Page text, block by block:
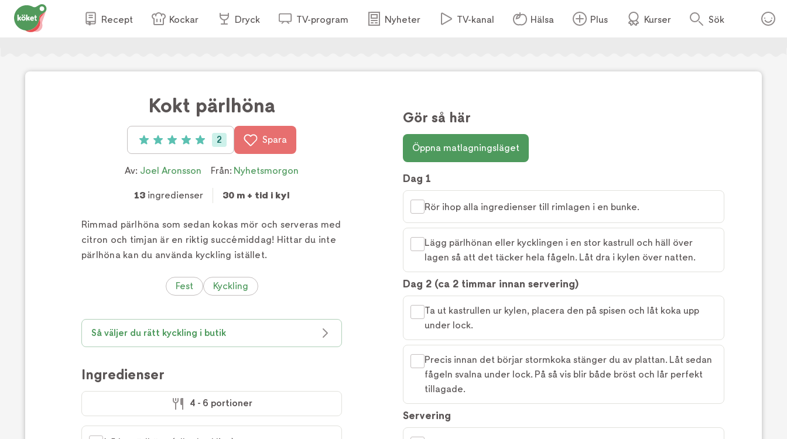
Recept Kockar Dryck TV-program Nyheter TV-kanal Hälsa Plus Kurser Sök
Kokt pärlhöna
Betyg: 5 av 5 (2 röster)
2 Spara
Av: Joel Aronsson Från: Nyhetsmorgon
13ingredienser 30 m + tid i kyl
Rimmad pärlhöna som sedan kokas mör och serveras med
citron och timjan är en riktig succémiddag! Hittar du inte
pärlhöna kan du använda kyckling istället.
Fest Kyckling
Så väljer du rätt kyckling i butik
Ingredienser
4 - 6 portioner
Gör så här
Öppna matlagningsläget
Dag 1
Rör ihop alla ingredienser till rimlagen i en bunke.
Lägg pärlhönan eller kycklingen i en stor kastrull och häll över
lagen så att det täcker hela fågeln. Låt dra i kylen över natten.
Dag 2 (ca 2 timmar innan servering)
Ta ut kastrullen ur kylen, placera den på spisen och låt koka upp
under lock.
Precis innan det börjar stormkoka stänger du av plattan. Låt sedan
fågeln svalna under lock. På så vis blir både bröst och lår perfekt
tillagade.
Servering